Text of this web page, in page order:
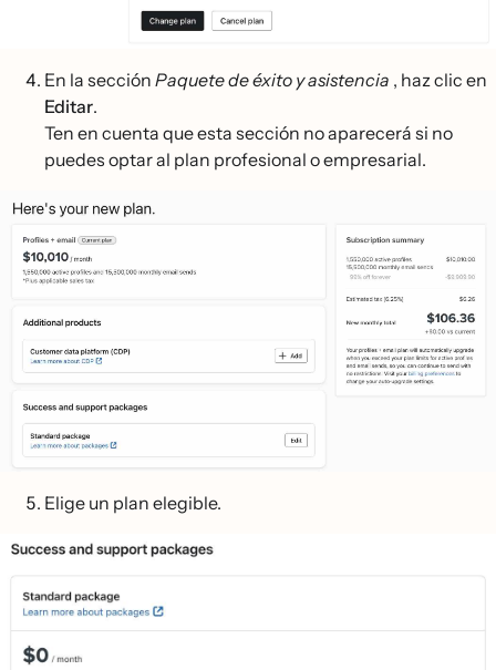
En la sección Paquete de éxito y asistencia , haz clic en
Editar.
Ten en cuenta que esta sección no aparecerá si no
puedes optar al plan profesional o empresarial.
Elige un plan elegible.